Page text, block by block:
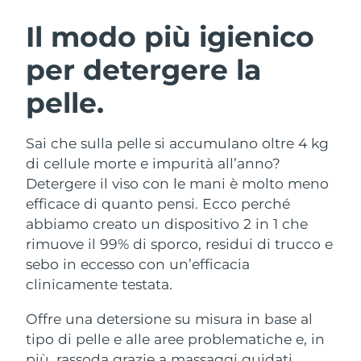
Il modo più igienico
per detergere la
pelle.
Sai che sulla pelle si accumulano oltre 4 kg
di cellule morte e impurità all’anno?
Detergere il viso con le mani è molto meno
efficace di quanto pensi. Ecco perché
abbiamo creato un dispositivo 2 in 1 che
rimuove il 99% di sporco, residui di trucco e
sebo in eccesso con un’efficacia
clinicamente testata.
Offre una detersione su misura in base al
tipo di pelle e alle aree problematiche e, in
Detersione viso
Anti-aging massage
LUNA™ 4 Plus
Massage, LED heating
LUNA™ 4 Men
Microcurrent toning
BEAR™ 2 go
Microcurrent toning on-the-go
BEAR™ 2 eyes & lips
Idratazione
UFO™ 3 pacchetto
Deep facial hydration
Near-infrared and red light therapy
device
Igiene orale
issa™ 4
Hybrid silicone sonic toothbrush
Smart hybrid silicone sonic toothbrush
TRATTAMENTI ANTI-AGE FAQ™
Anti-age Trattamenti LED
Austria Consegna stimata
Bahrein Consegna stimata
Belgio
Bermuda Consegna stimata 8/15/26
Bosnia ed
Erzegovina
Consegna stimata8/12/26
Brunei Consegna stimata 8/14/26
Bulgaria Consegna stimata
Cile Consegna stimata8/13/26